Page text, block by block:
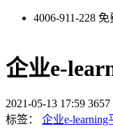
4006-911-228 免
企业e-
2021-05-13 17:59 3657
标签：
企业e-learning